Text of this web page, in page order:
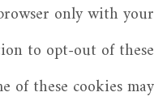
only with your
to opt-out of these
of these cookies may